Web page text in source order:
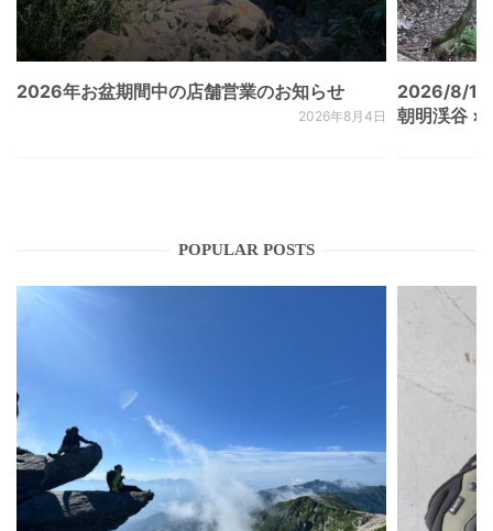
2026年お盆期間中の店舗営業のお知らせ
2026年8月4日
2026/8/
朝明渓谷 ×
POPULAR POSTS